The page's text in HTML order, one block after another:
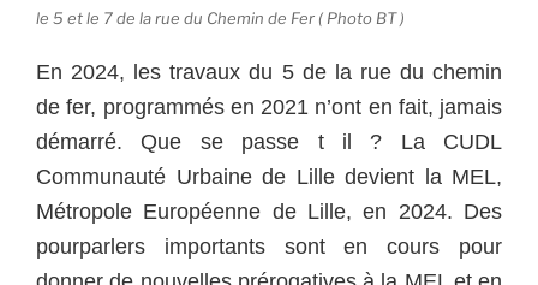
le 5 et le 7 de la rue du Chemin de Fer ( Photo BT )
En 2024, les travaux du 5 de la rue du chemin
de fer, programmés en 2021 n’ont en fait, jamais
démarré. Que se passe t il ? La CUDL
Communauté Urbaine de Lille devient la MEL,
Métropole Européenne de Lille, en 2024. Des
pourparlers importants sont en cours pour